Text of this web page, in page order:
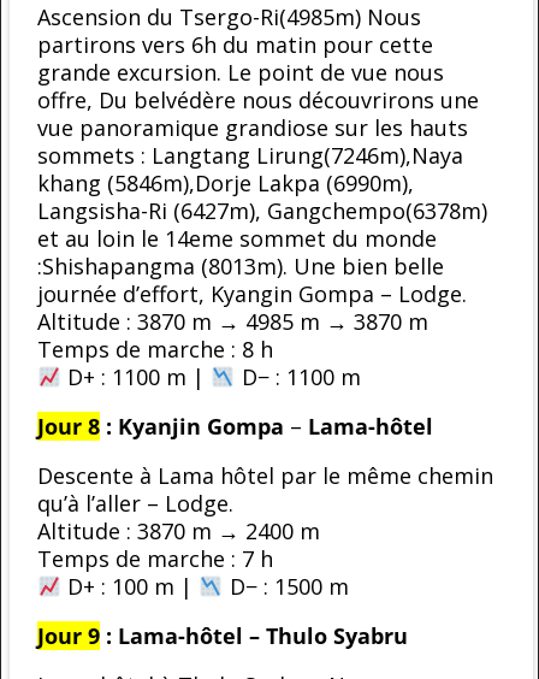
Ascension du Tsergo-Ri(4985m) Nous
partirons vers 6h du matin pour cette
grande excursion. Le point de vue nous
offre, Du belvédère nous découvrirons une
vue panoramique grandiose sur les hauts
sommets : Langtang Lirung(7246m),Naya
khang (5846m),Dorje Lakpa (6990m),
Langsisha-Ri (6427m), Gangchempo(6378m)
et au loin le 14eme sommet du monde
:Shishapangma (8013m). Une bien belle
journée d’effort, Kyangin Gompa – Lodge.
Altitude : 3870 m → 4985 m → 3870 m
Temps de marche : 8 h
D+ : 1100 m |
D− : 1100 m
Jour 8: Kyanjin Gompa – Lama-hôtel
Descente à Lama hôtel par le même chemin
qu’à l’aller – Lodge.
Altitude : 3870 m → 2400 m
Temps de marche : 7 h
D+ : 100 m |
D− : 1500 m
Jour 9: Lama-hôtel – Thulo Syabru